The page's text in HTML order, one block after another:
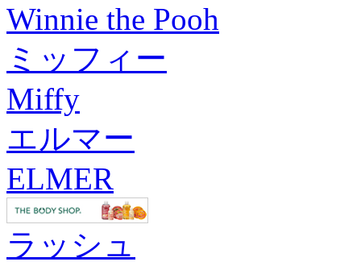
Winnie the Pooh
ミッフィー
Miffy
エルマー
ELMER
ラッシュ